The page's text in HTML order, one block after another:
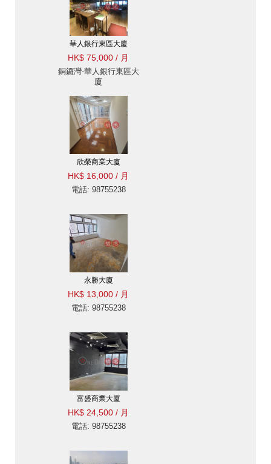
華人銀行東區大廈
HK$ 75,000 / 月
銅鑼灣-華人銀行東區大
廈
欣榮商業大廈
HK$ 16,000 / 月
電話: 98755238
永勝大廈
HK$ 13,000 / 月
電話: 98755238
富盛商業大廈
HK$ 24,500 / 月
電話: 98755238